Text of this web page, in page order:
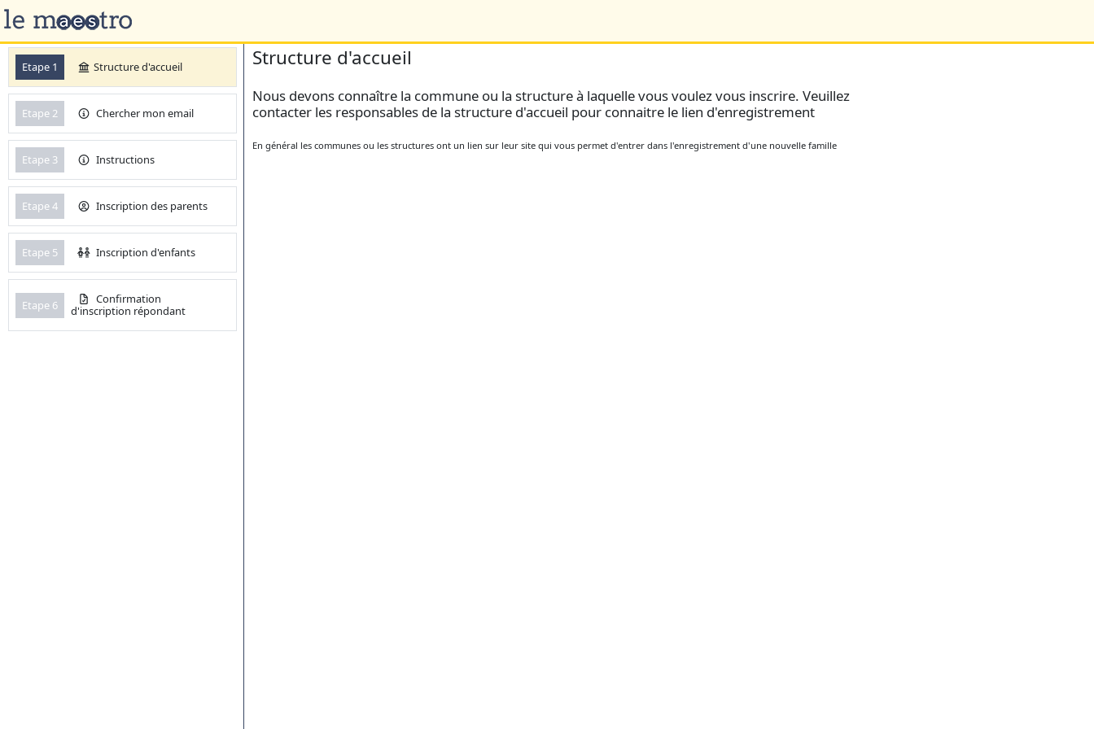
Etape 1 Structure d'accueil
Etape 2 Chercher mon email
Etape 3 Instructions
Etape 4 Inscription des parents
Etape 5 Inscription d'enfants
Etape 6
Confirmation
d'inscription répondant
Structure d'accueil
Nous devons connaître la commune ou la structure à laquelle vous voulez vous inscrire. Veuillez
contacter les responsables de la structure d'accueil pour connaitre le lien d'enregistrement
En général les communes ou les structures ont un lien sur leur site qui vous permet d'entrer dans l'enregistrement d'une nouvelle famille